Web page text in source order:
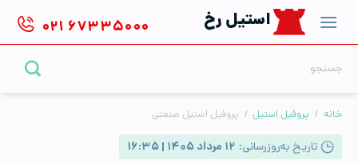
content
استیل رخ ۰۲۱ ۶۷۳۳۵۰۰۰
خانه / پروفیل استیل / پروفیل استیل صنعتی
تاریخ به‌روزرسانی: ۱۲ مرداد ۱۴۰۵ | ۱۶:۳۵